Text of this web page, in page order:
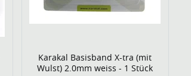
Karakal Basisband X-tra (mit
Wulst) 2.0mm weiss - 1 Stück